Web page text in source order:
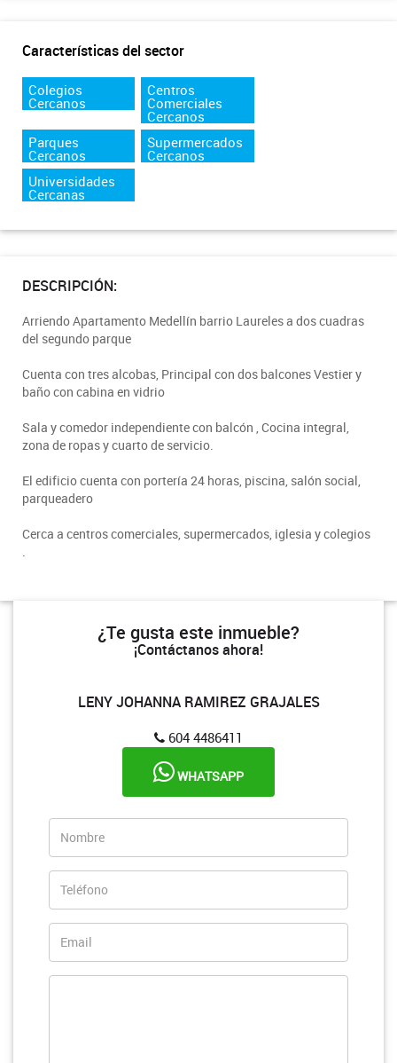
Características del sector
Colegios
Cercanos
Centros
Comerciales
Cercanos
Parques
Cercanos
Supermercados
Cercanos
Universidades
Cercanas
DESCRIPCIÓN:
Arriendo Apartamento Medellín barrio Laureles a dos cuadras
del segundo parque
Cuenta con tres alcobas, Principal con dos balcones Vestier y
baño con cabina en vidrio
Sala y comedor independiente con balcón , Cocina integral,
zona de ropas y cuarto de servicio.
El edificio cuenta con portería 24 horas, piscina, salón social,
parqueadero
Cerca a centros comerciales, supermercados, iglesia y colegios
.
¿Te gusta este inmueble?
¡Contáctanos ahora!
LENY JOHANNA RAMIREZ GRAJALES
604 4486411
WHATSAPP